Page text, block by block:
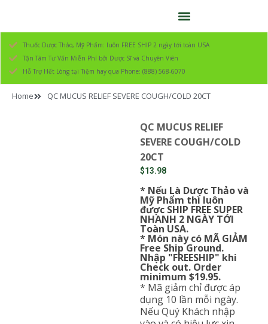
Thuốc Dược Thảo, Mỹ Phẩm: luôn FREE SHIP 2 ngày tới toàn USA
Tận Tâm Tư Vấn Miễn Phí bởi Dược Sĩ và Chuyên Viên
Hỗ Trợ Hết Lòng tại Tiệm hay qua Phone: (888) 568-6070
Home QC MUCUS RELIEF SEVERE COUGH/COLD 20CT
QC MUCUS RELIEF
SEVERE COUGH/COLD
20CT
$13.98
* Nếu Là Dược Thảo và
Mỹ Phẩm thì luôn
được SHIP FREE SUPER
NHANH 2 NGÀY TỚI
Toàn USA.
* Món này có MÃ GIẢM
Free Ship Ground.
Nhập "FREESHIP" khi
Check out. Order
minimum $19.95.
* Mã giảm chỉ được áp
dụng 10 lần mỗi ngày.
Nếu Quý Khách nhập